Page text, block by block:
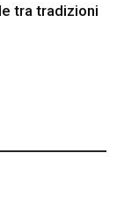
tra tradizioni